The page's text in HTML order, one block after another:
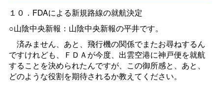
１０． FDAによる新規路線の就航決定
○山陰中央新報：山陰中央新報の平井です。
済みません、あと、飛行機の関係でまたお尋ねするん
ですけれども、ＦＤＡが今度、出雲空港に神戸便を就航
することを決められたんですが、この御所感と、あと、
どのような役割を期待されるか教えてください。